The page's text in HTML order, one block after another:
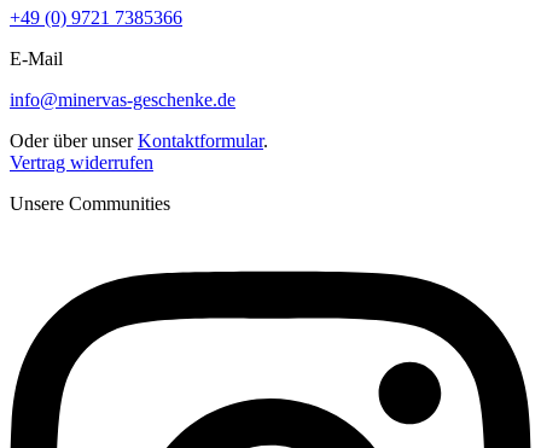
+49 (0) 9721 7385366
E-Mail
info@minervas-geschenke.de
Oder über unserKontaktformular.
Vertrag widerrufen
Unsere Communities